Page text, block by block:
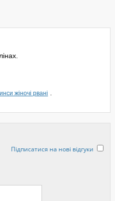
жіночі рвані
Підписатися на нові відгуки